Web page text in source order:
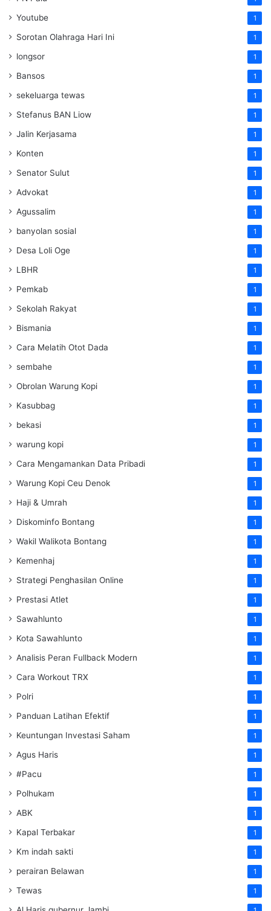
Youtube 1
Sorotan Olahraga Hari Ini 1
longsor 1
Bansos 1
sekeluarga tewas 1
Stefanus BAN Liow 1
Jalin Kerjasama 1
Konten 1
Senator Sulut 1
Advokat 1
Agussalim 1
banyolan sosial 1
Desa Loli Oge 1
LBHR 1
Pemkab 1
Sekolah Rakyat 1
Bismania 1
Cara Melatih Otot Dada 1
sembahe 1
Obrolan Warung Kopi 1
Kasubbag 1
bekasi 1
warung kopi 1
Cara Mengamankan Data Pribadi 1
Warung Kopi Ceu Denok 1
Haji & Umrah 1
Diskominfo Bontang 1
Wakil Walikota Bontang 1
Kemenhaj 1
Strategi Penghasilan Online 1
Prestasi Atlet 1
Sawahlunto 1
Kota Sawahlunto 1
Analisis Peran Fullback Modern 1
Cara Workout TRX 1
Polri 1
Panduan Latihan Efektif 1
Keuntungan Investasi Saham 1
Agus Haris 1
#Pacu 1
Polhukam 1
ABK 1
Kapal Terbakar 1
Km indah sakti 1
perairan Belawan 1
Tewas 1